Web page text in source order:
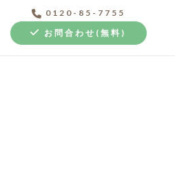
0120-85-7755
お問合わせ(無料)